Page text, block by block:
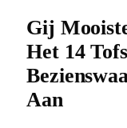
Gij
Het 14
Aan